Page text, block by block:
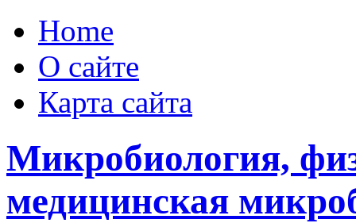
Home
О сайте
Карта сайта
Микробиология,
медицинская